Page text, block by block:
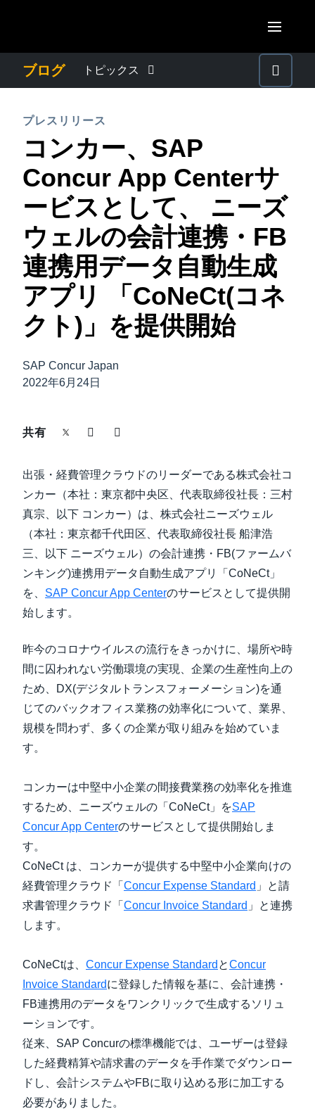
AMERICAS
Canada (Français)
México (Español)
Brasil (Português)
United Kingdom (English)
France (Français)
Deutschland (Deutsch)
Italia (Italiano)
Nederlands (English)
Sweden (English)
Denmark (English)
ASIA PACIFIC
Australia (English)
India (English)
日本（日本語)
Singapore (English)
ブログ トピックス
プレスリリース
電子帳簿保存法・インボイス制度
経理・総務の豆知識
出張・経費管理トレンド
中堅・中小企業
製品情報
働きかた改革
自治体・公共機関・教育機関等
プレスリリース
コンカー、SAP
Concur App Centerサ
ービスとして、 ニーズ
ウェルの会計連携・FB
連携用データ自動生成
アプリ 「CoNeCt(コネ
クト)」を提供開始
SAP Concur Japan
2022年6月24日
共有
出張・経費管理クラウドのリーダーである株式会社コ
ンカー（本社：東京都中央区、代表取締役社長：三村
真宗、以下 コンカー）は、株式会社ニーズウェル
（本社：東京都千代田区、代表取締役社長 船津浩
三、以下 ニーズウェル）の会計連携・FB(ファームバ
ンキング)連携用データ自動生成アプリ「CoNeCt」
を、 SAP Concur App Centerのサービスとして提供開
始します。
昨今のコロナウイルスの流行をきっかけに、場所や時
間に囚われない労働環境の実現、企業の生産性向上の
ため、DX(デジタルトランスフォーメーション)を通
じてのバックオフィス業務の効率化について、業界、
規模を問わず、多くの企業が取り組みを始めていま
す。
コンカーは中堅中小企業の間接費業務の効率化を推進
するため、ニーズウェルの「CoNeCt」をSAP
Concur App Centerのサービスとして提供開始しま
す。
CoNeCt は、コンカーが提供する中堅中小企業向けの
経費管理クラウド「 Concur Expense Standard 」と請
求書管理クラウド「 Concur Invoice Standard 」と連携
します。
CoNeCtは、 Concur Expense Standard とConcur
Invoice Standardに登録した情報を基に、会計連携・
FB連携用のデータをワンクリックで生成するソリュ
ーションです。
従来、SAP Concurの標準機能では、ユーザーは登録
した経費精算や請求書のデータを手作業でダウンロー
ドし、会計システムやFBに取り込める形に加工する
必要がありました。